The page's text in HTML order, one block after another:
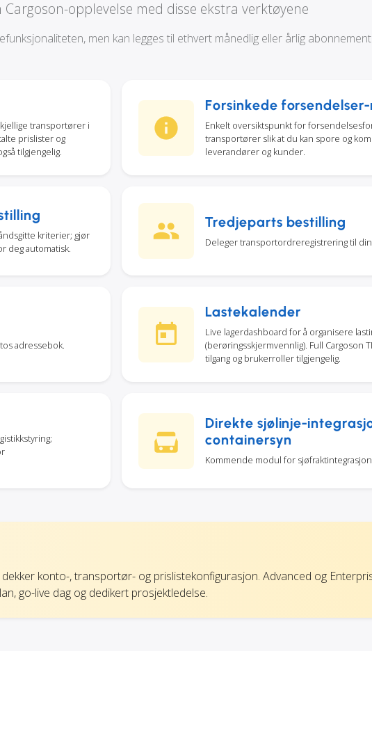
Cargoson-opplevelse med disse ekstra verktøyene
men kan legges til ethvert månedlig eller årlig abonnement:
transportører i
prislister og
tilgjengelig.
Forsinkede
Enkelt oversiktspunkt for
transportører slik at du kan spore og
leverandører og kunder.
kriterier; gjør
deg automatisk.
Tredjeparts bestilling
Deleger transportordreregistrering til
adressebok.
Lastekalender
Live lagerdashboard for å organisere
(berøringsskjermvennlig). Full Cargoson
tilgang og brukerroller tilgjengelig.
Direkte sjølinje-
containersyn
Kommende modul for
konto-, transportør- og prislistekonfigurasjon. Advanced og
go-live dag og dedikert prosjektledelse.